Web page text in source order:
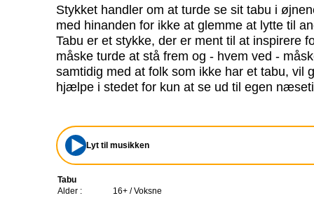
Stykket handler om at turde se sit tabu i
med hinanden for ikke at glemme at lytte til
Tabu er et stykke, der er ment til at inspirere
måske turde at stå frem og - hvem ved -
samtidig med at folk som ikke har et tabu, vil
hjælpe i stedet for kun at se ud til egen
Lyt til musikken
Tabu
Alder :
16+ / Voksne